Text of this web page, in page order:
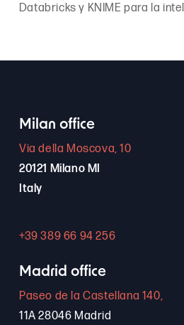
Databricks y KNIME para la
Milan office
Via della Moscova, 10
20121 Milano MI
Italy
+39 389 66 94 256
Madrid office
Paseo de la Castellana 140,
11A 28046 Madrid